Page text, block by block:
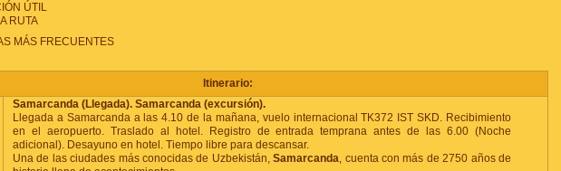
ÚTIL
RUTA
MÁS FRECUENTES
Itinerario:
Samarcanda (Llegada). Samarcanda (excursión).
Llegada a Samarcanda a las 4.10 de la mañana, vuelo internacional TK372 IST SKD. Recibimiento
en el aeropuerto. Traslado al hotel. Registro de entrada temprana antes de las 6.00 (Noche
adicional). Desayuno en hotel. Tiempo libre para descansar.
Una de las ciudades más conocidas de Uzbekistán,Samarcanda, cuenta con más de 2750 años de